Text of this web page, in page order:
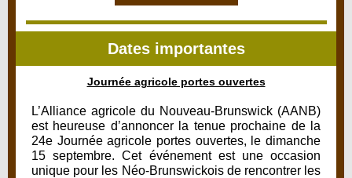
Dates importantes
Journée agricole portes ouvertes
L’Alliance agricole du Nouveau-Brunswick (AANB)
est heureuse d’annoncer la tenue prochaine de la
24e Journée agricole portes ouvertes, le dimanche
15 septembre. Cet événement est une occasion
unique pour les Néo-Brunswickois de rencontrer les